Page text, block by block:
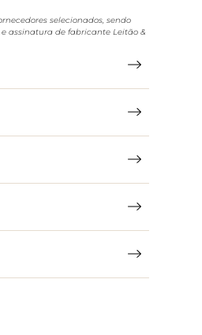
selecionados, sendo
assinatura de fabricante Leitão &